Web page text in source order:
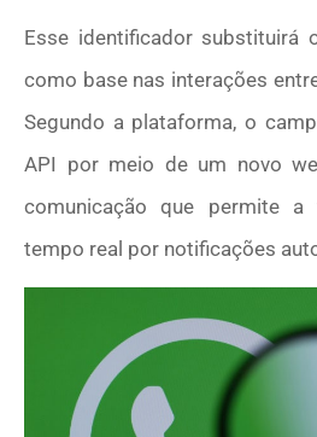
Esse identificador substituirá
como base nas interações
Segundo a plataforma, o
API por meio de um novo
comunicação que permite
tempo real por notificações